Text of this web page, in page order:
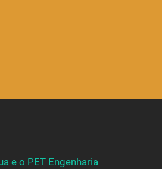
e o PET Engenharia